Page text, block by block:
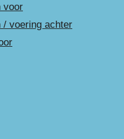
voor
/ voering achter